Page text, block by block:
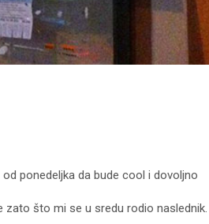
ponedeljka da bude cool i dovoljno
zato što mi se u sredu rodio naslednik.